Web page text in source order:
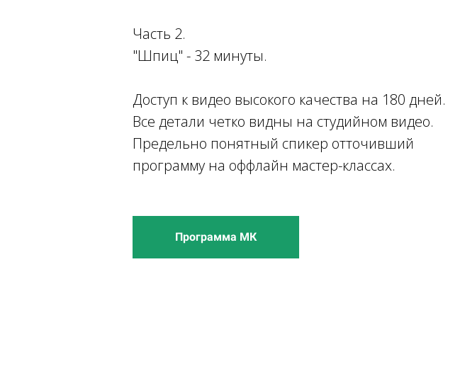
Часть 2.
"Шпиц" - 32 минуты.
Доступ к видео высокого качества на 180 дней.
Все детали четко видны на студийном видео.
Предельно понятный спикер отточивший
программу на оффлайн мастер-классах.
Программа МК